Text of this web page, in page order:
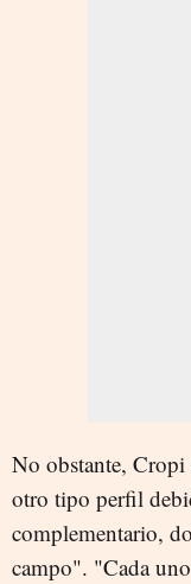
No obstante, Cropi
otro tipo perfil
complementario,
campo". "Cada